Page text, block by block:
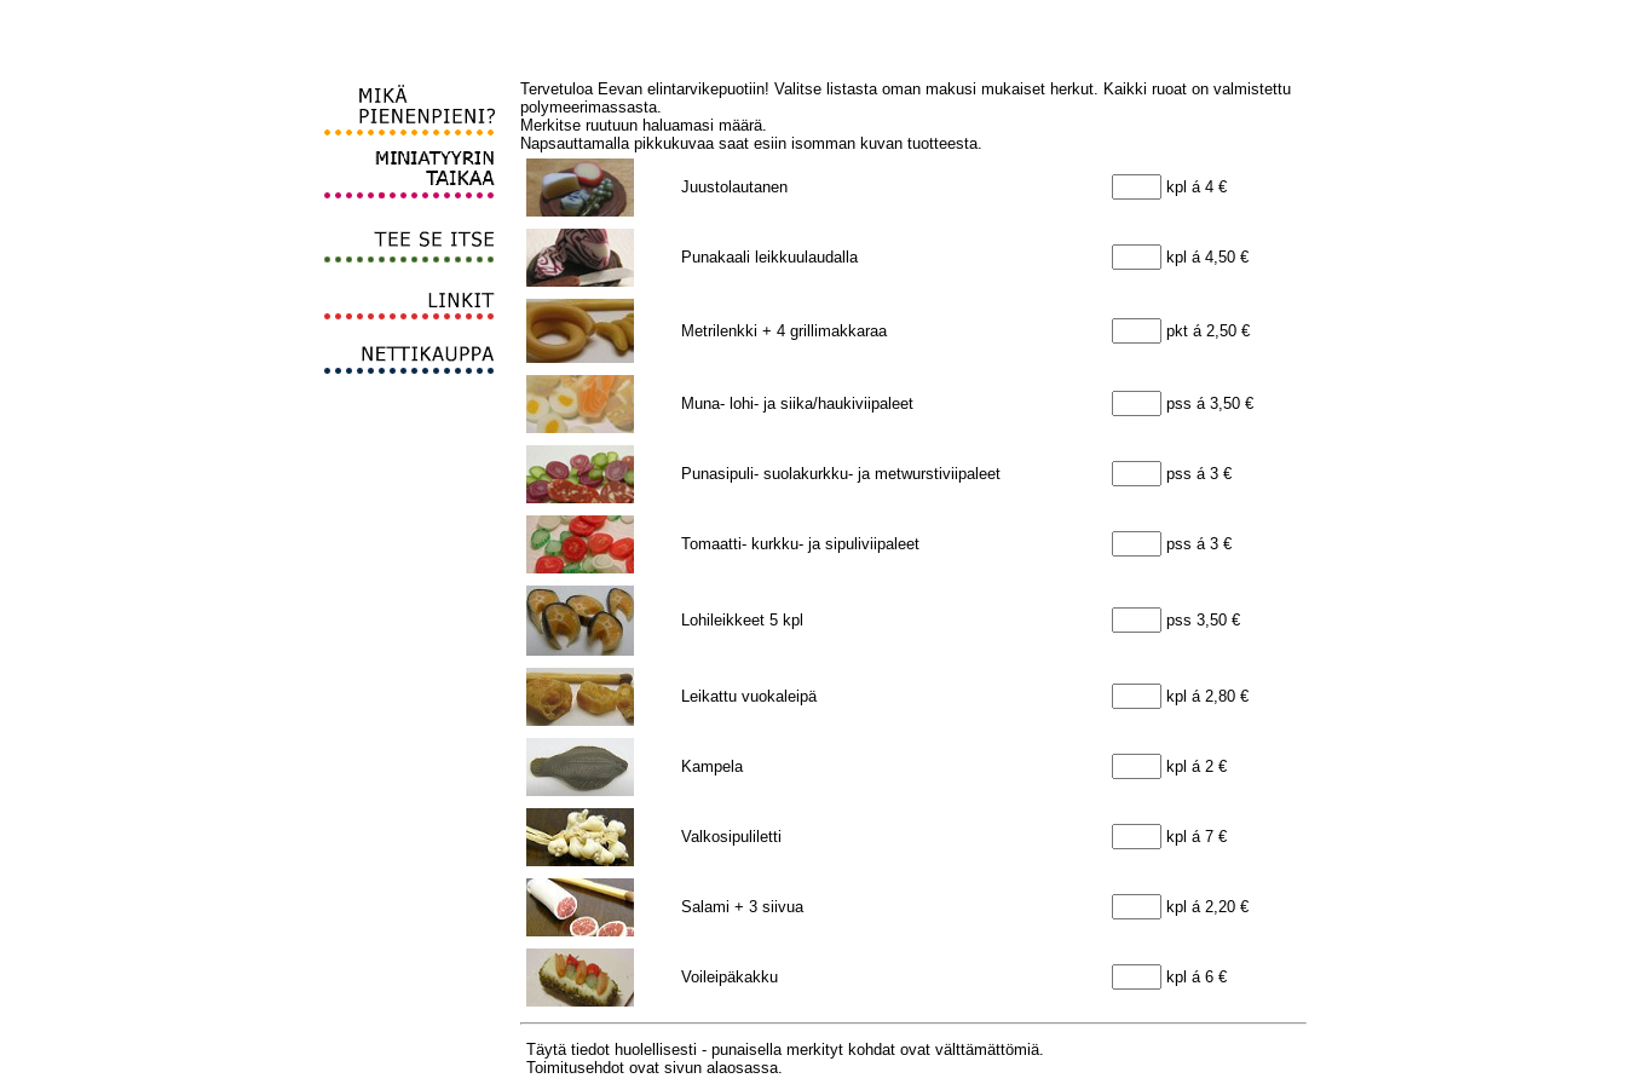
Tervetuloa Eevan elintarvikepuotiin! Valitse listasta oman makusi mukaiset herkut. Kaikki ruoat on valmistettu
polymeerimassasta.
Merkitse ruutuun haluamasi määrä.
Napsauttamalla pikkukuvaa saat esiin isomman kuvan tuotteesta.
Juustolautanen kpl á 4 €
Punakaali leikkuulaudalla kpl á 4,50 €
Metrilenkki + 4 grillimakkaraa pkt á 2,50 €
Muna- lohi- ja siika/haukiviipaleet pss á 3,50 €
Punasipuli- suolakurkku- ja metwurstiviipaleet pss á 3 €
Tomaatti- kurkku- ja sipuliviipaleet pss á 3 €
Lohileikkeet 5 kpl pss 3,50 €
Leikattu vuokaleipä kpl á 2,80 €
Kampela kpl á 2 €
Valkosipuliletti kpl á 7 €
Salami + 3 siivua kpl á 2,20 €
Voileipäkakku kpl á 6 €
Täytä tiedot huolellisesti - punaisella merkityt kohdat ovat välttämättömiä.
Toimitusehdot ovat sivun alaosassa.